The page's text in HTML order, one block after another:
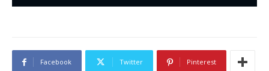
Facebook Twitter Pinterest